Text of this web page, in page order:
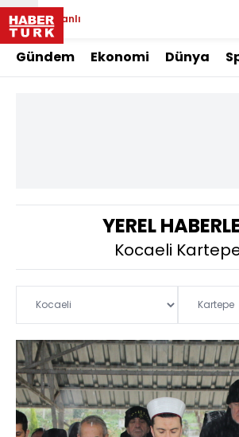
Canlı
Gündem Ekonomi Dünya
YEREL
Kocaeli